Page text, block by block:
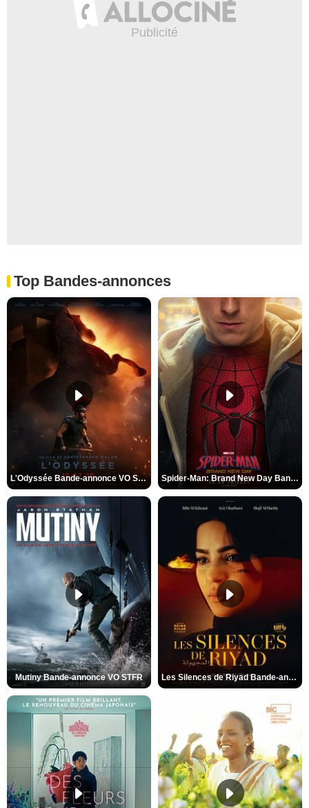
Top Bandes-annonces
L'Odyssée Bande-annonce VO STFR Spider-Man: Brand New Day Bande-annonce VO STFR
Mutiny Bande-annonce VO STFR Les Silences de Riyad Bande-annonce VO STFR